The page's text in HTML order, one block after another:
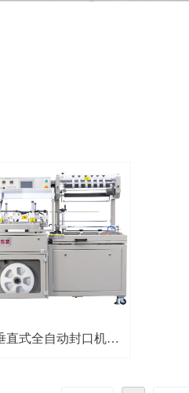
直式全自动封口机